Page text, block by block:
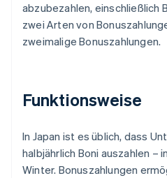
abzubezahlen, einschließlich
zwei Arten von
zweimalige Bonuszahlungen.
Funktionsweise
In Japan ist es üblich, dass
halbjährlich Boni auszahlen –
Winter. Bonuszahlungen